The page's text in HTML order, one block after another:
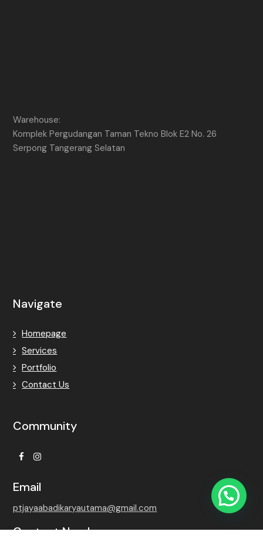
Warehouse:
Komplek Pergudangan Taman Tekno Blok E2 No. 26
Serpong Tangerang Selatan
Navigate
Homepage
Services
Portfolio
Contact Us
Community
FacebookInstagram
Email
ptjayaabadikaryautama@gmail.com
Contact Number